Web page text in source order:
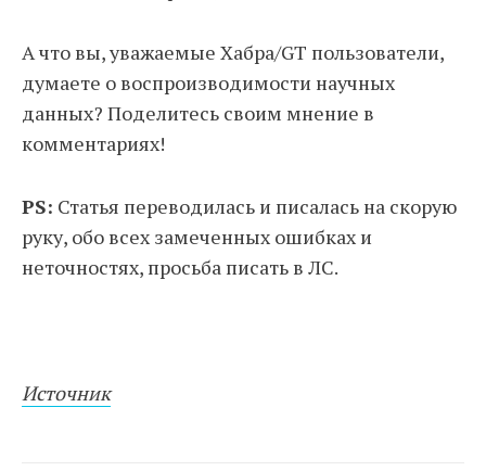
А что вы, уважаемые Хабра/GT пользователи,
думаете о воспроизводимости научных
данных? Поделитесь своим мнение в
комментариях!
PS: Статья переводилась и писалась на скорую
руку, обо всех замеченных ошибках и
неточностях, просьба писать в ЛС.
Источник